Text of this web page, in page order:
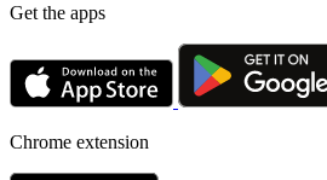
Get the apps
Chrome extension